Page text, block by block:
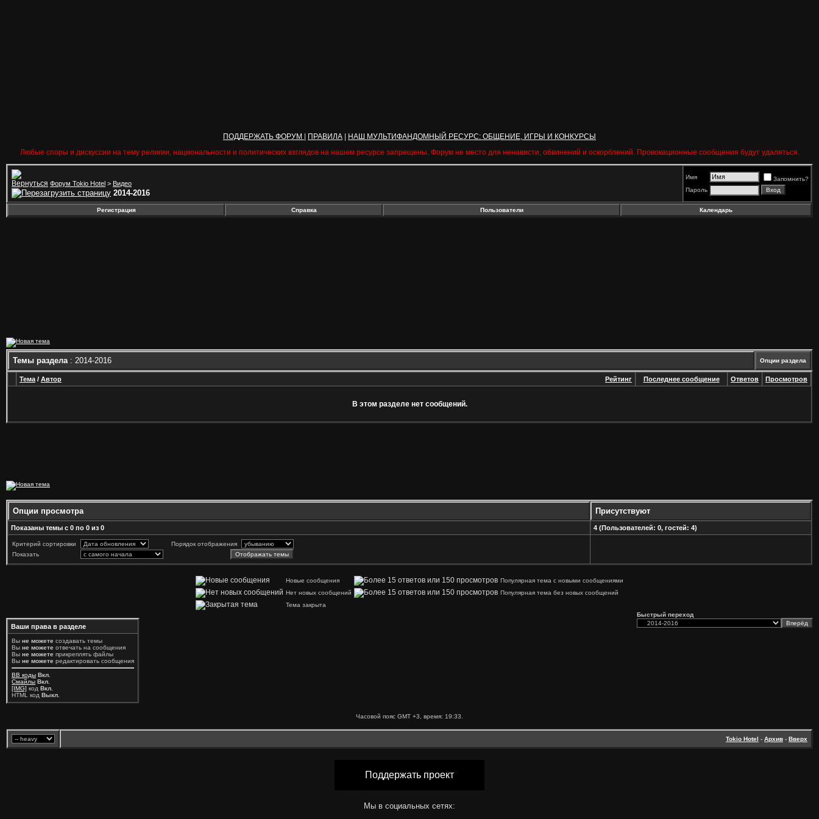
ПОДДЕРЖАТЬ ФОРУМ ПРАВИЛА
НАШ МУЛЬТИФАНДОМНЫЙ РЕСУРС: ОБЩЕНИЕ, ИГРЫ И КОНКУРСЫ
Любые споры и дискуссии на тему религии, национальности и политических взглядов на нашем ресурсе запрещены. Форум не место для ненависти, обвинений и оскорблений. Провокационные сообщения будут удаляться.
Форум Tokio Hotel > Видео
2014-2016
Имя
Запомнить?
Пароль
Регистрация Справка Пользователи Календарь
Темы раздела: 2014-2016 Опции раздела
Рейтинг
Тема / Автор Последнее сообщение Ответов Просмотров
В этом разделе нет сообщений.
Опции просмотра Присутствуют
Показаны темы с 0 по 0 из 0 4 (Пользователей: 0, гостей: 4)
Критерий сортировки
Порядок отображения
Показать
Новые сообщения
Популярная тема с новыми сообщениями
Нет новых сообщений
Популярная тема без новых сообщений
Тема закрыта
Ваши права в разделе
Вы не можете создавать темы
Вы не можете отвечать на сообщения
Вы не можете прикреплять файлы
Вы не можете редактировать сообщения
BB коды Вкл.
Смайлы Вкл.
[IMG] код Вкл.
HTML код Выкл.
Быстрый переход
Часовой пояс GMT +3, время: 19:33
Tokio Hotel - Архив - Вверх
Поддержать проект
Мы в социальных сетях: